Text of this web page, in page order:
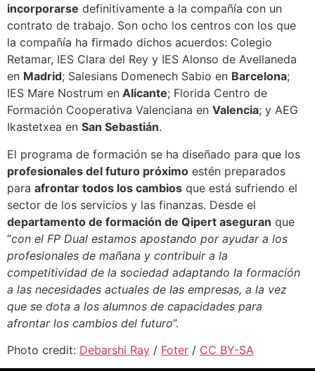
incorporarse definitivamente a la compañía con un
contrato de trabajo. Son ocho los centros con los que
la compañía ha firmado dichos acuerdos: Colegio
Retamar, IES Clara del Rey y IES Alonso de Avellaneda
en Madrid; Salesians Domenech Sabio en Barcelona;
IES Mare Nostrum en Alicante; Florida Centro de
Formación Cooperativa Valenciana en Valencia; y AEG
Ikastetxea en San Sebastián.
El programa de formación se ha diseñado para que los
profesionales del futuro próximo estén preparados
para afrontar todos los cambios que está sufriendo el
sector de los servicios y las finanzas. Desde el
departamento de formación de Qipert aseguran que
“con el FP Dual estamos apostando por ayudar a los
profesionales de mañana y contribuir a la
competitividad de la sociedad adaptando la formación
a las necesidades actuales de las empresas, a la vez
que se dota a los alumnos de capacidades para
afrontar los cambios del futuro”.
Photo credit: Debarshi Ray / Foter / CC BY-SA